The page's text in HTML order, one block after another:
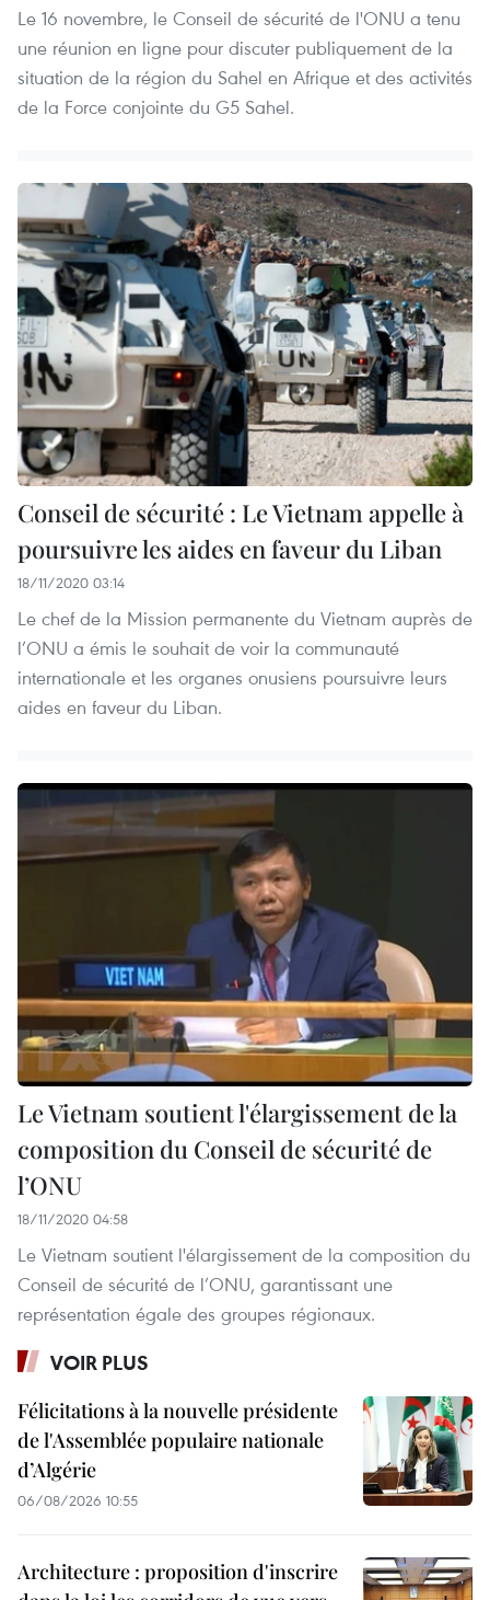
Le 16 novembre, le Conseil de sécurité de l'ONU a tenu
une réunion en ligne pour discuter publiquement de la
situation de la région du Sahel en Afrique et des activités
de la Force conjointe du G5 Sahel.
Conseil de sécurité : Le Vietnam appelle à
poursuivre les aides en faveur du Liban
18/11/2020 03:14
Le chef de la Mission permanente du Vietnam auprès de
l’ONU a émis le souhait de voir la communauté
internationale et les organes onusiens poursuivre leurs
aides en faveur du Liban.
Le Vietnam soutient l'élargissement de la
composition du Conseil de sécurité de
l’ONU
18/11/2020 04:58
Le Vietnam soutient l'élargissement de la composition du
Conseil de sécurité de l’ONU, garantissant une
représentation égale des groupes régionaux.
VOIR PLUS
Félicitations à la nouvelle présidente
de l'Assemblée populaire nationale
d’Algérie
06/08/2026 10:55
Architecture : proposition d'inscrire